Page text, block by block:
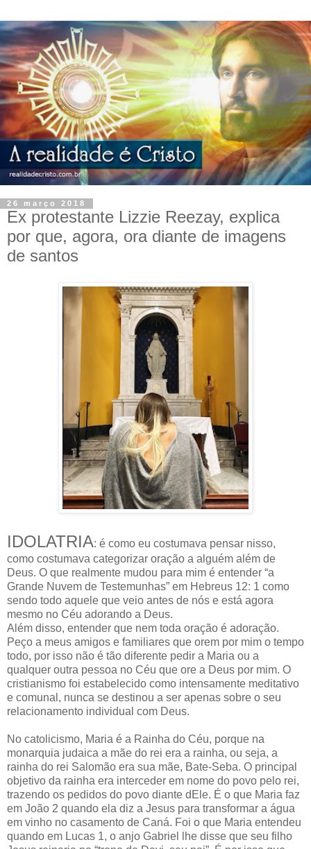
26 março 2018
Ex protestante Lizzie Reezay, explica
por que, agora, ora diante de imagens
de santos
IDOLATRIA: é como eu costumava pensar nisso,
como costumava categorizar oração a alguém além de
Deus. O que realmente mudou para mim é entender “a
Grande Nuvem de Testemunhas” em Hebreus 12: 1 como
sendo todo aquele que veio antes de nós e está agora
mesmo no Céu adorando a Deus.
Além disso, entender que nem toda oração é adoração.
Peço a meus amigos e familiares que orem por mim o tempo
todo, por isso não é tão diferente pedir a Maria ou a
qualquer outra pessoa no Céu que ore a Deus por mim. O
cristianismo foi estabelecido como intensamente meditativo
e comunal, nunca se destinou a ser apenas sobre o seu
relacionamento individual com Deus.
No catolicismo, Maria é a Rainha do Céu, porque na
monarquia judaica a mãe do rei era a rainha, ou seja, a
rainha do rei Salomão era sua mãe, Bate-Seba. O principal
objetivo da rainha era interceder em nome do povo pelo rei,
trazendo os pedidos do povo diante dEle. É o que Maria faz
em João 2 quando ela diz a Jesus para transformar a água
em vinho no casamento de Caná. Foi o que Maria entendeu
quando em Lucas 1, o anjo Gabriel lhe disse que seu filho